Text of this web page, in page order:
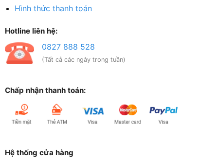
Hình thức thanh toán
Hotline liên hệ:
0827 888 528
(Tất cả các ngày trong tuần)
Chấp nhận thanh toán:
Hệ thống cửa hàng